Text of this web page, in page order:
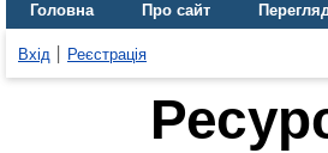
Головна Про сайт
Вхід Реєстрація